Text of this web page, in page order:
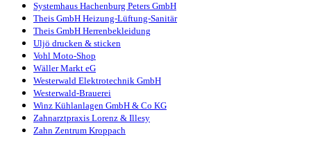
Systemhaus Hachenburg Peters GmbH
Theis GmbH Heizung-Lüftung-Sanitär
Theis GmbH Herrenbekleidung
Uljö drucken & sticken
Vohl Moto-Shop
Wäller Markt eG
Westerwald Elektrotechnik GmbH
Westerwald-Brauerei
Winz Kühlanlagen GmbH & Co KG
Zahnarztpraxis Lorenz & Illesy
Zahn Zentrum Kroppach